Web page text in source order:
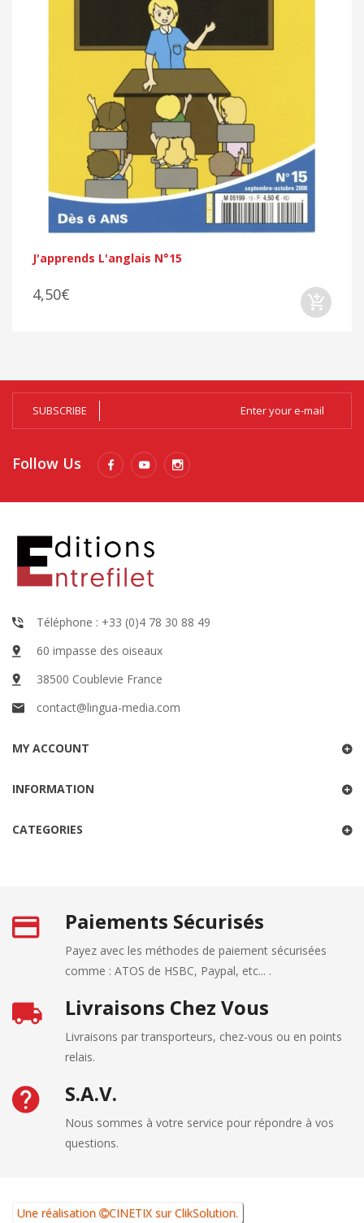
J'apprends L'anglais N°15
4,50€
SUBSCRIBE
Follow Us
Téléphone : +33 (0)4 78 30 88 49
60 impasse des oiseaux
38500 Coublevie France
contact@lingua-media.com
MY ACCOUNT
INFORMATION
CATEGORIES
Paiements Sécurisés
Payez avec les méthodes de paiement sécurisées
comme : ATOS de HSBC, Paypal, etc... .
Livraisons Chez Vous
Livraisons par transporteurs, chez-vous ou en points
relais.
S.A.V.
Nous sommes à votre service pour répondre à vos
questions.
Une réalisation CINETIX surClikSolution.